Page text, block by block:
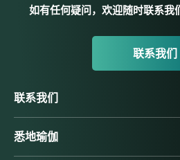
如有任何疑问，欢迎随时联系我
联系我们
联系我们
悉地瑜伽